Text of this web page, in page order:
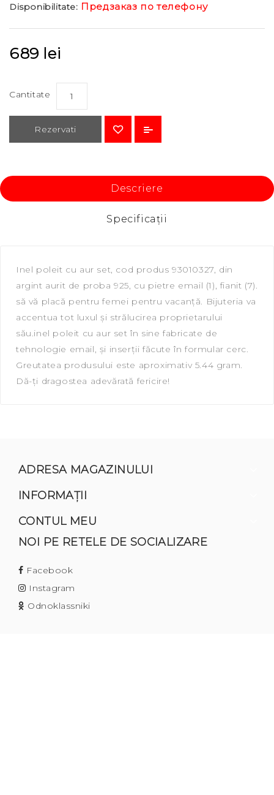
Disponibilitate: Предзаказ по телефону
689 lei
Cantitate
Rezervati
Descriere
Specificaţii
Inel poleit cu aur set, сod produs 93010327, din
argint aurit de proba 925, cu pietre email (1), fianit (7).
să vă placă pentru femei pentru vacanță. Bijuteria va
accentua tot luxul și strălucirea proprietarului
său.inel poleit cu aur set în sine fabricate de
tehnologie email, și inserții făcute în formular cerc.
Greutatea produsului este aproximativ 5.44 gram.
Dă-ți dragostea adevărată fericire!
ADRESA MAGAZINULUI
INFORMAŢII
CONTUL MEU
NOI PE RETELE DE SOCIALIZARE
Facebook
Instagram
Odnoklassniki